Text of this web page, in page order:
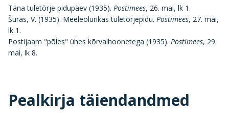
Täna tuletõrje pidupäev (1935). Postimees, 26. mai, lk 1.
Šuras, V. (1935). Meeleolurikas tuletõrjepidu. Postimees, 27. mai,
lk 1.
Postijaam "põles" ühes kõrvalhoonetega (1935). Postimees, 29.
mai, lk 8.
Pealkirja täiendandmed